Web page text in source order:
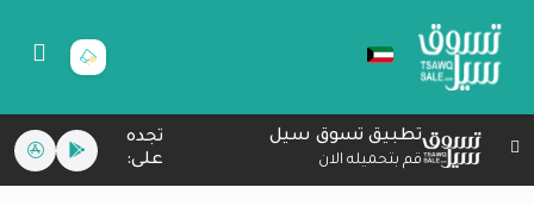
تطبيق تسوق سيل
قم بتحميله الان
تجده
على: